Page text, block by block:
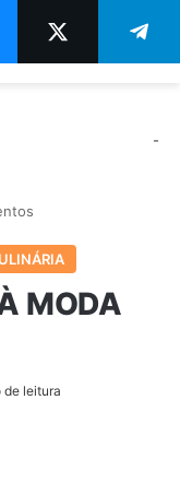
-
MODA
leitura